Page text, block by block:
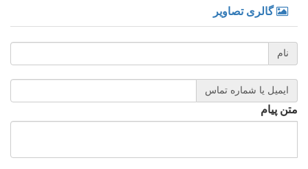
گالری تصاویر
نام
ایمیل یا شماره تماس
متن پیام